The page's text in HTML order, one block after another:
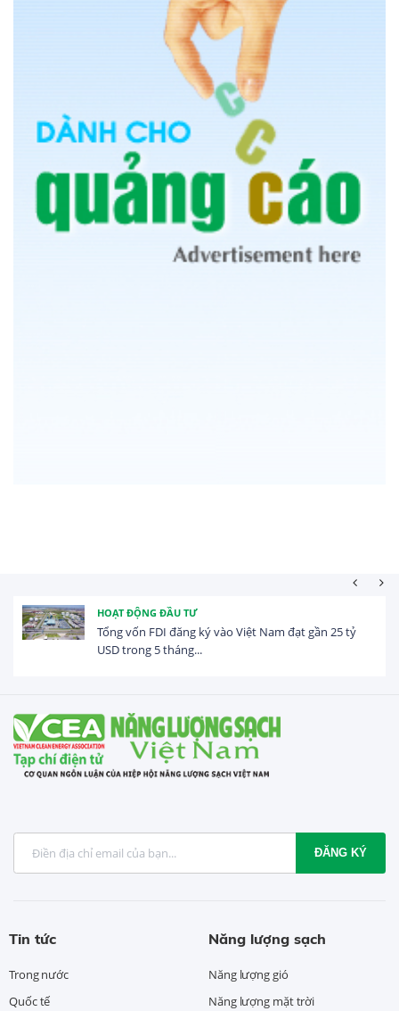
HOẠT ĐỘNG ĐẦU TƯ
Tổng vốn FDI đăng ký vào Việt Nam đạt gần 25 tỷ
USD trong 5 tháng...
ĐĂNG KÝ
Tin tức
Trong nước
Quốc tế
Năng lượng sạch
Năng lượng gió
Năng lượng mặt trời